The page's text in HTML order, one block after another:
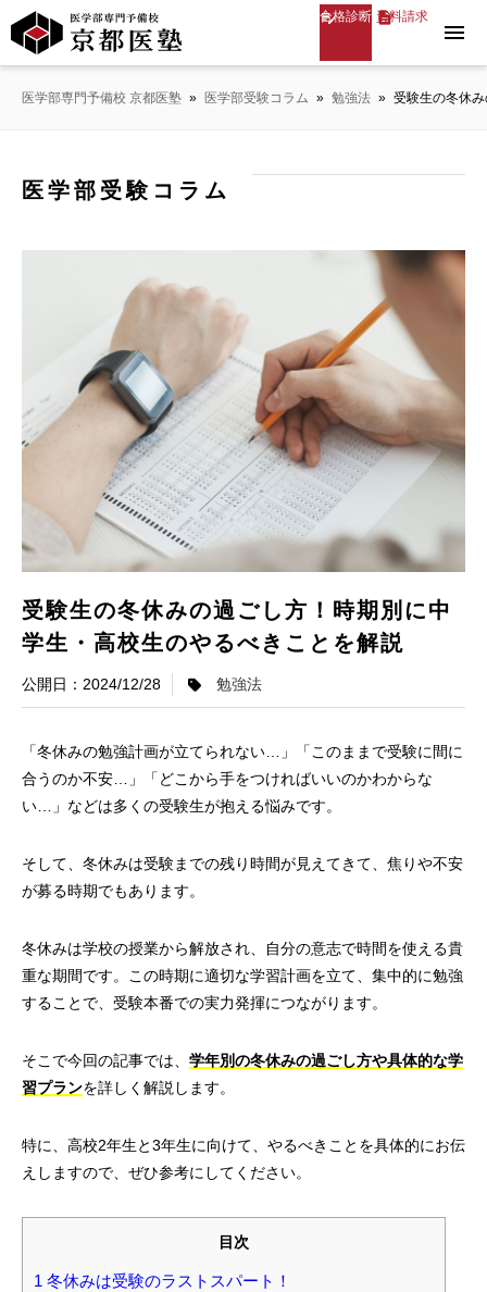
合格診断 資料請求
menu
医学部専門予備校 京都医塾 » 医学部受験コラム » 勉強法 » 受験生の冬休
医学部受験コラム
受験生の冬休みの過ごし方！時期別に中
学生・高校生のやるべきことを解説
2024/12/28 勉強法
「冬休みの勉強計画が立てられない…」「このままで受験に間に
合うのか不安…」「どこから手をつければいいのかわからな
い…」などは多くの受験生が抱える悩みです。
そして、冬休みは受験までの残り時間が見えてきて、焦りや不安
が募る時期でもあります。
冬休みは学校の授業から解放され、自分の意志で時間を使える貴
重な期間です。この時期に適切な学習計画を立て、集中的に勉強
することで、受験本番での実力発揮につながります。
そこで今回の記事では、 学年別の冬休みの過ごし方や具体的な学
習プランを詳しく解説します。
特に、高校2年生と3年生に向けて、やるべきことを具体的にお伝
えしますので、ぜひ参考にしてください。
目次
1 冬休みは受験のラストスパート！